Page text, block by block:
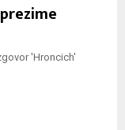
'Hroncich'